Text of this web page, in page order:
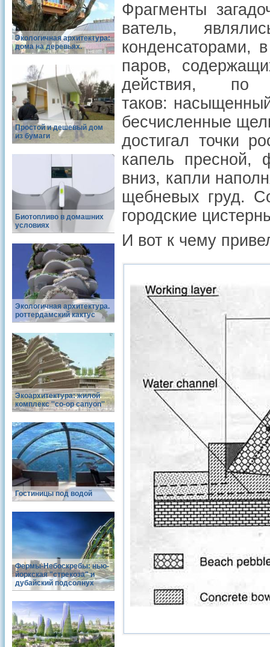
Экологичная архитектура:
дома на деревьях.
Простой и дешевый дом
из бумаги
Биотопливо в домашних
условиях
Экологичная архитектура.
роттердамский кактус
Экоархитектура: жилой
комплекс ''co-op canyon''
Гостиницы под водой
Фермы-Небоскребы: нью-
йоркская "стрекоза" и
дубайский подсолнух
Фрагменты
ватель,
конденсаторами,
паров,
действия,
таков:
бесчис­ленные
достигал точки
капель пресной,
вниз, капли
щебневых груд.
городские
И вот к чему